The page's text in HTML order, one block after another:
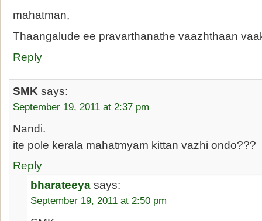
mahatman,
Thaangalude ee pravarthanathe vaazhthaan
Reply
SMK says:
September 19, 2011 at 2:37 pm
Nandi.
ite pole kerala mahatmyam kittan vazhi ondo???
Reply
bharateeya says:
September 19, 2011 at 2:50 pm